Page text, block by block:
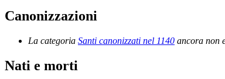
Canonizzazioni
La categoria Santi canonizzati nel 1140 ancora non
Nati e morti